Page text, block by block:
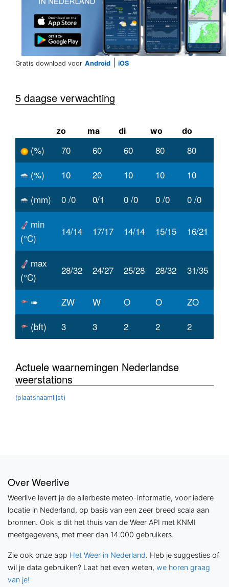
Gratis download voor Android iOS
5 daagse verwachting
zo ma di wo do
(%) 70 60 60 80
80
(%)
10 20 10 10
10
(mm)
0 /0 0/1 0 /0 0 /0
0 /0
min
(°C)
14/14 17/17 14/14 15/15 16/21
max
(°C)
28/32 24/27 25/28 28/32 31/35
➠ ZW W O O
ZO
(bft)
3 3 2 2 2
Actuele waarnemingen Nederlandse
weerstations
(plaatsnaamlijst)
Over Weerlive
Weerlive levert je de allerbeste meteo-informatie, voor iedere
locatie in Nederland, op basis van een zeer breed scala aan
bronnen. Ook is dit het thuis van de Weer API met KNMI
meetgegevens, met meer dan 14.000 gebruikers.
Zie ook onze app Het Weer in Nederland. Heb je suggesties of
wil je data gebruiken? Laat het even weten, we horen graag
van je!